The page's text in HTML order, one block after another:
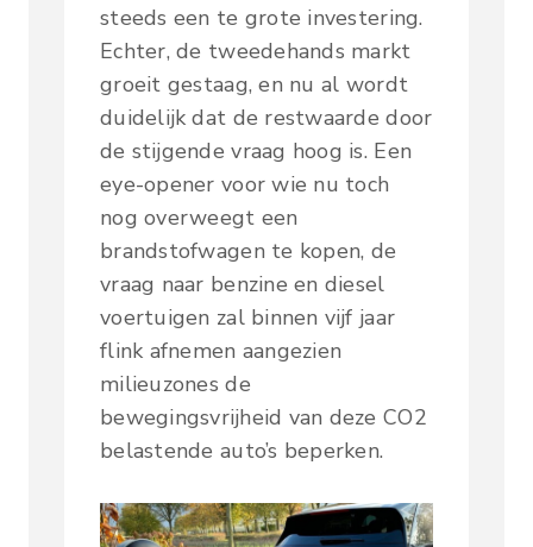
steeds een te grote investering.
Echter, de tweedehands markt
groeit gestaag, en nu al wordt
duidelijk dat de restwaarde door
de stijgende vraag hoog is. Een
eye-opener voor wie nu toch
nog overweegt een
brandstofwagen te kopen, de
vraag naar benzine en diesel
voertuigen zal binnen vijf jaar
flink afnemen aangezien
milieuzones de
bewegingsvrijheid van deze CO2
belastende auto’s beperken.